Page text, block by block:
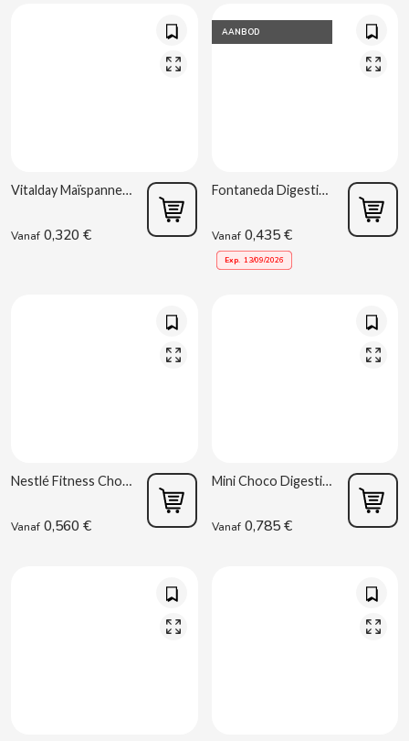
BOP
BORGES
C
Vitalday Maïspannenkoekjes 27,2g
Vanaf 0,320 €
AANBOD
Fontaneda Digestive Appel 44g
Vanaf 0,435 €
Exp. 13/09/2026
Nestlé Fitness Chocolade 24g
Vanaf 0,560 €
Mini Choco Digestive 100g Gullon
Vanaf 0,785 €